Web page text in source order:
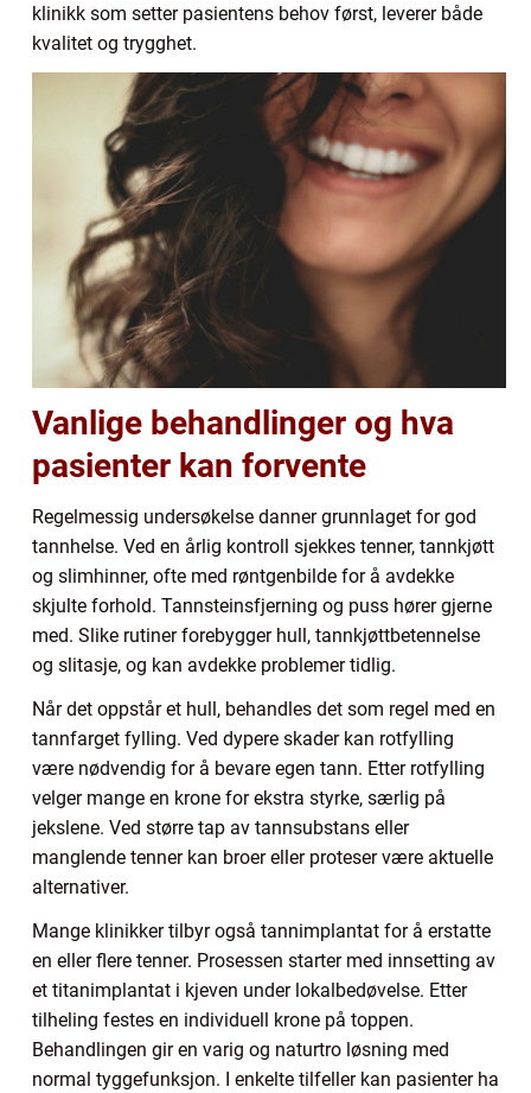
klinikk som setter pasientens behov først, leverer både
kvalitet og trygghet.
Vanlige behandlinger og hva
pasienter kan forvente
Regelmessig undersøkelse danner grunnlaget for god
tannhelse. Ved en årlig kontroll sjekkes tenner, tannkjøtt
og slimhinner, ofte med røntgenbilde for å avdekke
skjulte forhold. Tannsteinsfjerning og puss hører gjerne
med. Slike rutiner forebygger hull, tannkjøttbetennelse
og slitasje, og kan avdekke problemer tidlig.
Når det oppstår et hull, behandles det som regel med en
tannfarget fylling. Ved dypere skader kan rotfylling
være nødvendig for å bevare egen tann. Etter rotfylling
velger mange en krone for ekstra styrke, særlig på
jekslene. Ved større tap av tannsubstans eller
manglende tenner kan broer eller proteser være aktuelle
alternativer.
Mange klinikker tilbyr også tannimplantat for å erstatte
en eller flere tenner. Prosessen starter med innsetting av
et titanimplantat i kjeven under lokalbedøvelse. Etter
tilheling festes en individuell krone på toppen.
Behandlingen gir en varig og naturtro løsning med
normal tyggefunksjon. I enkelte tilfeller kan pasienter ha